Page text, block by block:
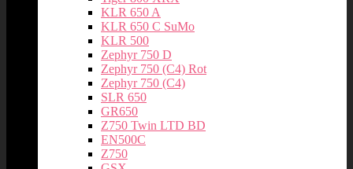
KLR 650 A
KLR 650 C SuMo
KLR 500
Zephyr 750 D
Zephyr 750 (C4) Rot
Zephyr 750 (C4)
SLR 650
GR650
Z750 Twin LTD BD
EN500C
Z750